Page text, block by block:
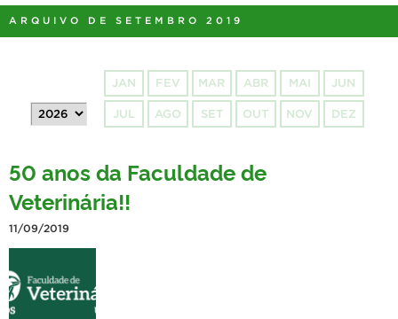
EDITAIS
INTERNACIONAL
TELEFONES
ARQUIVO DE SETEMBRO 2019
JAN FEV MAR ABR MAI JUN
JUL AGO SET OUT NOV DEZ
50 anos da Faculdade de
Veterinária!!
11/09/2019